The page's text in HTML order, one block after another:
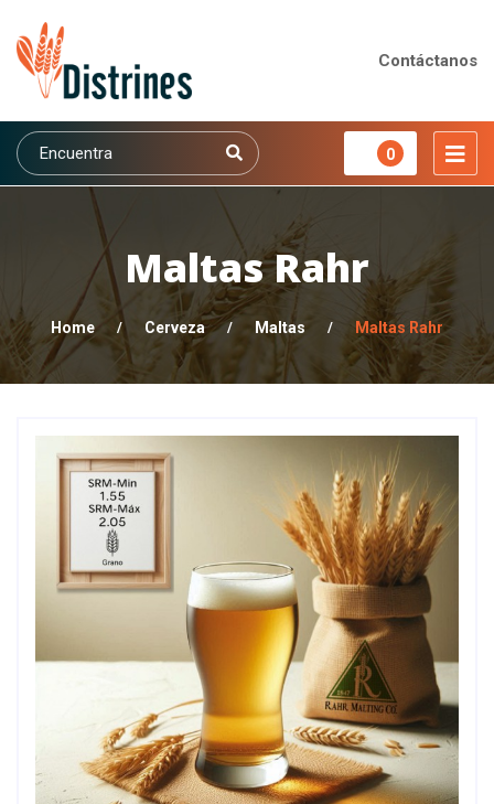
Contáctanos
0
Maltas Rahr
Home / Cerveza / Maltas / Maltas Rahr